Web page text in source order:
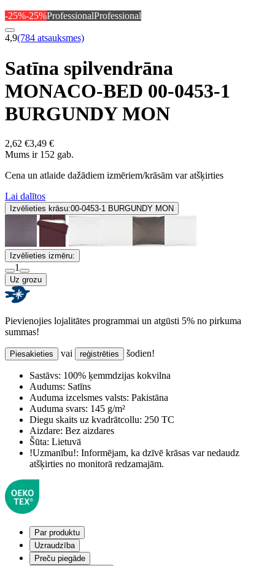
-25%-25%ProfessionalProfessional
4,9(784 atsauksmes)
Satīna spilvendrāna
MONACO-BED 00-0453-1
BURGUNDY MON
2,62 €3,49 €
Mums ir 152 gab.
Cena un atlaide dažādiem izmēriem/krāsām var atšķirties
Lai dalītos
Izvēlieties krāsu:00-0453-1 BURGUNDY MON
Izvēlieties izmēru:
1
Uz grozu
Pievienojies lojalitātes programmai un atgūsti 5% no pirkuma
summas!
Piesakieties vai reģistrēties šodien!
Sastāvs: 100% ķemmdzijas kokvilna
Audums: Satīns
Auduma izcelsmes valsts: Pakistāna
Auduma svars: 145 g/m²
Diegu skaits uz kvadrātcollu: 250 TC
Aizdare: Bez aizdares
Šūta: Lietuvā
!Uzmanību!: Informējam, ka dzīvē krāsas var nedaudz
atšķirties no monitorā redzamajām.
Par produktu
Uzraudzība
Preču piegāde